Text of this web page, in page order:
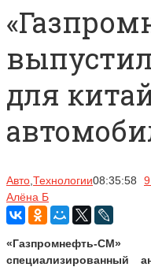
для
Авто Технологии08:35:58
Алёна Б
специализированный